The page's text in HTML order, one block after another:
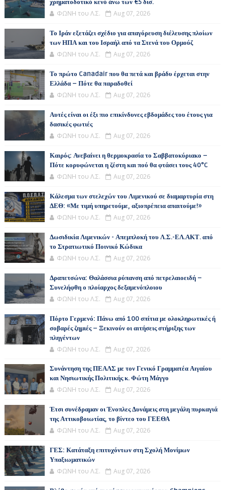
χρηματοδοτικό κενό άνω των €5 δισ.
ΦΩΝΗ του Λ.Σ. Aug 07, 2026
Το Ιράν εξετάζει σχέδιο για απαγόρευση διέλευσης πλοίων
των ΗΠΑ και του Ισραήλ από τα Στενά του Ορμούζ
ΦΩΝΗ του Λ.Σ. Aug 07, 2026
Το πρώτο Canadair που θα πετά και βράδυ έρχεται στην
Ελλάδα – Πότε θα παραδοθεί
ΦΩΝΗ του Λ.Σ. Aug 07, 2026
Αυτές είναι οι έξι πιο επικίνδυνες εβδομάδες του έτους για
δασικές φωτιές
ΦΩΝΗ του Λ.Σ. Aug 07, 2026
Καιρός: Ανεβαίνει η θερμοκρασία το Σαββατοκύριακο –
Πότε κορυφώνεται η ζέστη και πού θα φτάσει τους 40°C
ΦΩΝΗ του Λ.Σ. Aug 07, 2026
Κάλεσμα των στελεχών του Λιμενικού σε διαμαρτυρία στη
ΔΕΘ: «Με τιμή υπηρετούμε, αξιοπρέπεια απαιτούμε!»
ΦΩΝΗ του Λ.Σ. Aug 07, 2026
Δωσιδικία Λιμενικών - Απεμπλοκή του Λ.Σ.-ΕΛ.ΑΚΤ. από
το Στρατιωτικό Ποινικό Κώδικα
ΦΩΝΗ του Λ.Σ. Aug 07, 2026
Δραπετσώνα: Θαλάσσια ρύπανση από πετρελαιοειδή –
Συνελήφθη ο πλοίαρχος δεξαμενόπλοιου
ΦΩΝΗ του Λ.Σ. Aug 07, 2026
Πόρτο Γερμενό: Πάνω από 100 σπίτια με ολοκληρωτικές ή
σοβαρές ζημιές – Ξεκινούν οι αιτήσεις στήριξης των
πληγέντων
ΦΩΝΗ του Λ.Σ. Aug 07, 2026
Συνάντηση της ΠΕΑΛΣ με τον Γενικό Γραμματέα Αιγαίου
και Νησιωτικής Πολιτικής κ. Φώτη Μάγγο
ΦΩΝΗ του Λ.Σ. Aug 07, 2026
Έτσι συνέδραμαν οι Ένοπλες Δυνάμεις στη μεγάλη πυρκαγιά
της Αττικοβοιωτίας, το βίντεο του ΓΕΕΘΑ
ΦΩΝΗ του Λ.Σ. Aug 07, 2026
ΓΕΣ: Κατάταξη επιτυχόντων στη Σχολή Μονίμων
Υπαξιωματικών
ΦΩΝΗ του Λ.Σ. Aug 07, 2026